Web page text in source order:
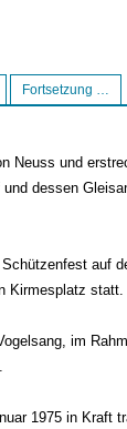
Fortsetzung …
Neuss und
dessen
auf
Kirmesplatz statt.
im
1975 in Kraft